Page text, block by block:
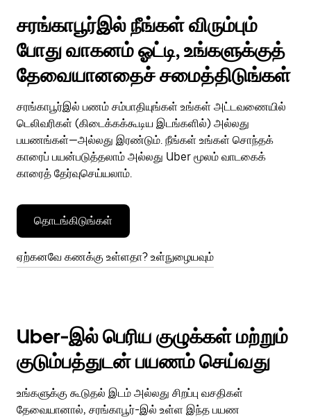
சரங்காபூர்இல் நீங்கள் விரும்பும்
போது வாகனம் ஓட்டி, உங்களுக்குத்
தேவையானதைச் சமைத்திடுங்கள்
சரங்காபூர்இல் பணம் சம்பாதியுங்கள் உங்கள் அட்டவணையில்
டெலிவரிகள் (கிடைக்கக்கூடிய இடங்களில்) அல்லது
பயணங்கள்—அல்லது இரண்டும். நீங்கள் உங்கள் சொந்தக்
காரைப் பயன்படுத்தலாம் அல்லது Uber மூலம் வாடகைக்
காரைத் தேர்வுசெய்யலாம்.
தொடங்கிடுங்கள்
ஏற்கனவே கணக்கு உள்ளதா? உள்நுழையவும்
Uber-இல் பெரிய குழுக்கள் மற்றும்
குடும்பத்துடன் பயணம் செய்வது
உங்களுக்கு கூடுதல் இடம் அல்லது சிறப்பு வசதிகள்
தேவையானால், சரங்காபூர்-இல் உள்ள இந்த பயண